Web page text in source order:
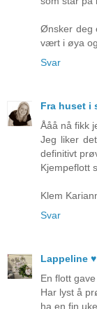
Ønsker deg
vært i øya
Svar
Fra huset i
Ååå nå fikk
Jeg liker
definitivt
Kjempeflott
Klem
Svar
Lappeline ♥
En flott
Har lyst å
ha en fin